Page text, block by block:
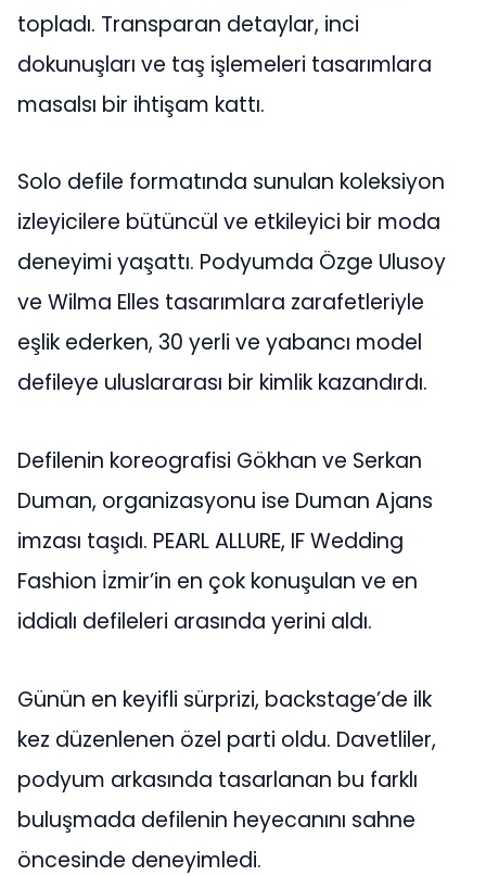
topladı. Transparan detaylar, inci
dokunuşları ve taş işlemeleri tasarımlara
masalsı bir ihtişam kattı.
Solo defile formatında sunulan koleksiyon
izleyicilere bütüncül ve etkileyici bir moda
deneyimi yaşattı. Podyumda Özge Ulusoy
ve Wilma Elles tasarımlara zarafetleriyle
eşlik ederken, 30 yerli ve yabancı model
defileye uluslararası bir kimlik kazandırdı.
Defilenin koreografisi Gökhan ve Serkan
Duman, organizasyonu ise Duman Ajans
imzası taşıdı. PEARL ALLURE, IF Wedding
Fashion İzmir’in en çok konuşulan ve en
iddialı defileleri arasında yerini aldı.
Günün en keyifli sürprizi, backstage’de ilk
kez düzenlenen özel parti oldu. Davetliler,
podyum arkasında tasarlanan bu farklı
buluşmada defilenin heyecanını sahne
öncesinde deneyimledi.